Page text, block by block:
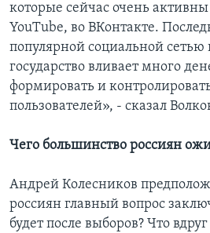
которые сейчас очень
YouTube, во ВКонтакте.
популярной социальной сетью
государство вливает много
формировать и
пользователей», - сказал
Чего большинство россиян
Андрей Колесников
россиян главный вопрос
будет после выборов? Что